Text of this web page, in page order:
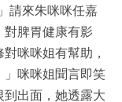
請來朱咪咪任嘉
對脾胃健康有影
咪咪姐有幫助，
」咪咪姐聞言即笑
出面，她透露大